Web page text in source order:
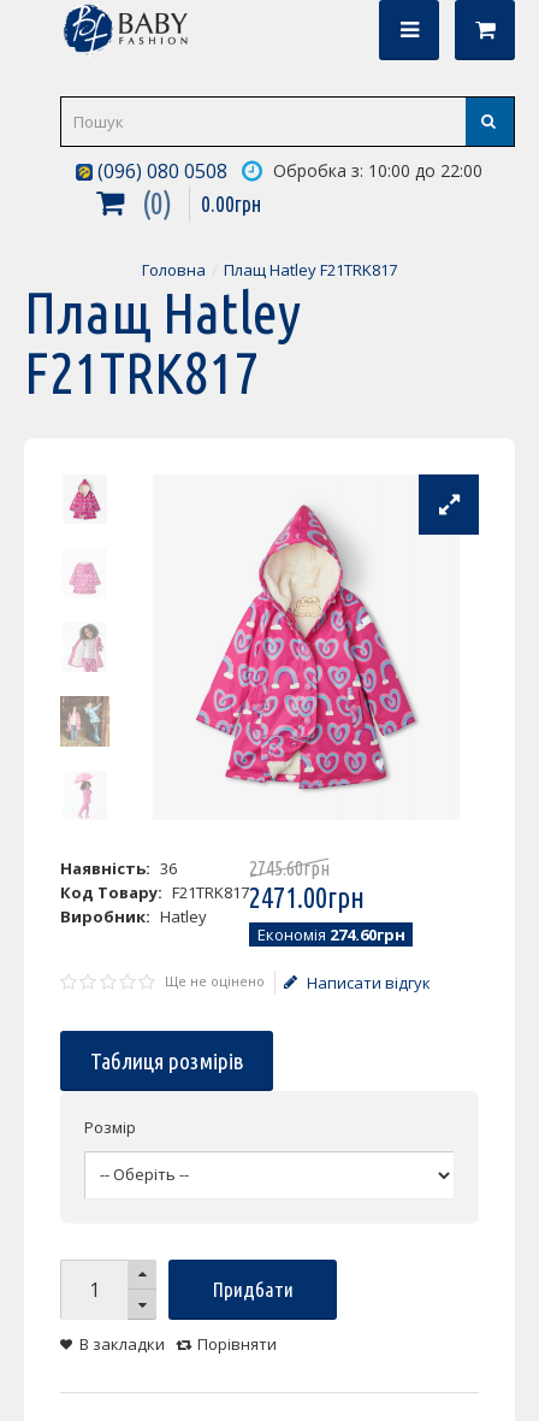
(096) 080 0508 Обробка з: 10:00 до 22:00
0 0.00грн
Головна Плащ Hatley F21TRK817
Плащ Hatley
F21TRK817
Наявність: 36
Код Товару: F21TRK817
Виробник: Hatley
2745.60грн
2471.00грн
Економія 274.60грн
Ще не оцінено Написати відгук
Таблиця розмірів
Розмір
Придбати
В закладки Порівняти